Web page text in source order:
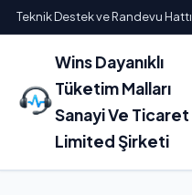
Teknik Destek ve Randevu Hattı
Wins Dayanıklı
Tüketim Malları
Sanayi Ve Ticaret
Limited Şirketi